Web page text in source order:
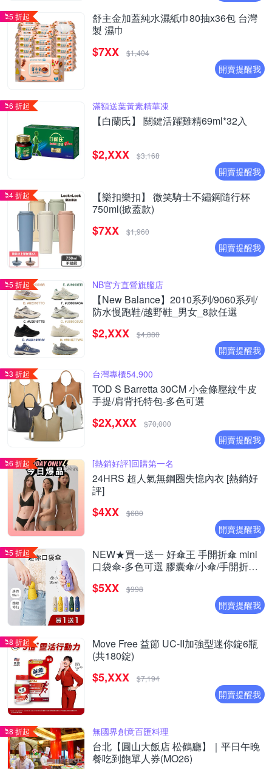
5 折起
舒主金加蓋純水濕紙巾80抽x36包 台灣
製 濕巾
$7XX $1,404
開賣提醒我
6 折起 滿額送葉黃素精華凍
【白蘭氏】 關鍵活躍雞精69ml*32入
$2,XXX $3,168
開賣提醒我
4 折起
【樂扣樂扣】 微笑騎士不鏽鋼隨行杯
750ml(掀蓋款)
$7XX $1,960
開賣提醒我
5 折起 NB官方直營旗艦店
【New Balance】2010系列/9060系列/
防水慢跑鞋/越野鞋_男女_8款任選
$2,XXX $4,880
開賣提醒我
3 折起 台灣專櫃54,900
TOD S Barretta 30CM 小金條壓紋牛皮
手提/肩背托特包-多色可選
$2X,XXX $70,000
開賣提醒我
6 折起 [熱銷好評]回購第一名
24HRS 超人氣無鋼圈失憶內衣 [熱銷好
評]
$4XX $680
開賣提醒我
5 折起
NEW★買一送一 好傘王 手開折傘 mini
口袋傘-多色可選 膠囊傘/小傘/手開折傘/
你傘/防曬
$5XX $998
開賣提醒我
8 折起
Move Free 益節 UC-II加強型迷你錠6瓶
(共180錠)
$5,XXX $7,194
開賣提醒我
8 折起 無國界創意百匯料理
台北【圓山大飯店 松鶴廳】｜平日午晚
餐吃到飽單人券(MO26)